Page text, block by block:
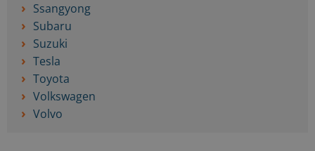
Ssangyong
Subaru
Suzuki
Tesla
Toyota
Volkswagen
Volvo